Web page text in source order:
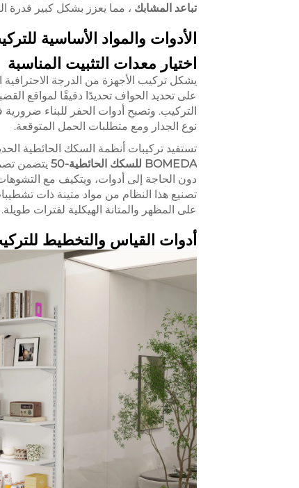
تباعد المشابك ، مما يعزز بشكل كبير
الأدوات والمواد الأساسية
اختيار معدات التثبيت المناسبة
يشكل تركيب الأجهزة من الدرجة
على تحديد الحواف تحديدًا دقيقًا لمواقع
التركيب. وتصبح أدوات الحفر للبناء
نوع الجدار ومع متطلبات الحمل المتوقعة.
تستفيد تركيبات أنظمة السكك الحائطية
BOMEDA للسكك الحائطية-50
يتضمن
دون الحاجة إلى أدوات، ويتكيف مع
تصنيع هذا النظام من مواد متينة ذات
على المظهر والمتانة الهيكلية لفترات طويلة.
أدوات القياس والتخطيط